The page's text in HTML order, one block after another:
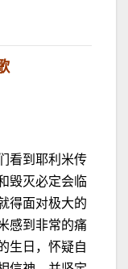
看到耶利米传
毁灭必定会临
得面对极大的
感到非常的痛
生日，怀疑自